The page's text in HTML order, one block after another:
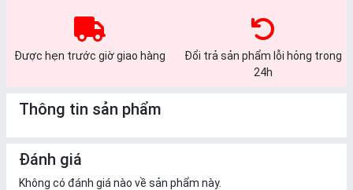
Được hẹn trước giờ giao hàng
Đổi trả sản phẩm lỗi hỏng trong
24h
Thông tin sản phẩm
Đánh giá
Không có đánh giá nào về sản phẩm này.